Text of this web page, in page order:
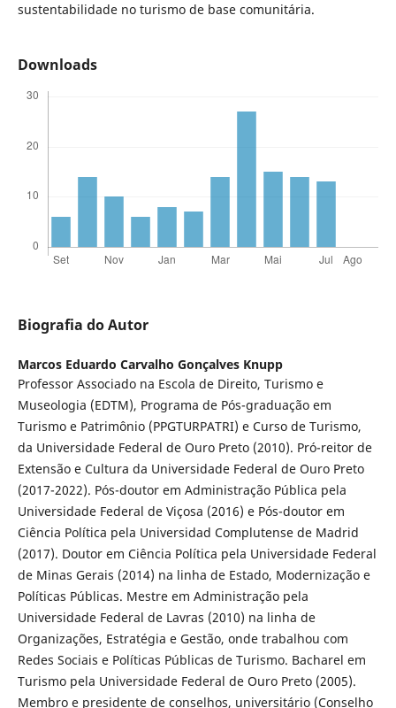
sustentabilidade no turismo de base comunitária.
Downloads
Biografia do Autor
Marcos Eduardo Carvalho Gonçalves Knupp
Professor Associado na Escola de Direito, Turismo e
Museologia (EDTM), Programa de Pós-graduação em
Turismo e Patrimônio (PPGTURPATRI) e Curso de Turismo,
da Universidade Federal de Ouro Preto (2010). Pró-reitor de
Extensão e Cultura da Universidade Federal de Ouro Preto
(2017-2022). Pós-doutor em Administração Pública pela
Universidade Federal de Viçosa (2016) e Pós-doutor em
Ciência Política pela Universidad Complutense de Madrid
(2017). Doutor em Ciência Política pela Universidade Federal
de Minas Gerais (2014) na linha de Estado, Modernização e
Políticas Públicas. Mestre em Administração pela
Universidade Federal de Lavras (2010) na linha de
Organizações, Estratégia e Gestão, onde trabalhou com
Redes Sociais e Políticas Públicas de Turismo. Bacharel em
Turismo pela Universidade Federal de Ouro Preto (2005).
Membro e presidente de conselhos, universitário (Conselho